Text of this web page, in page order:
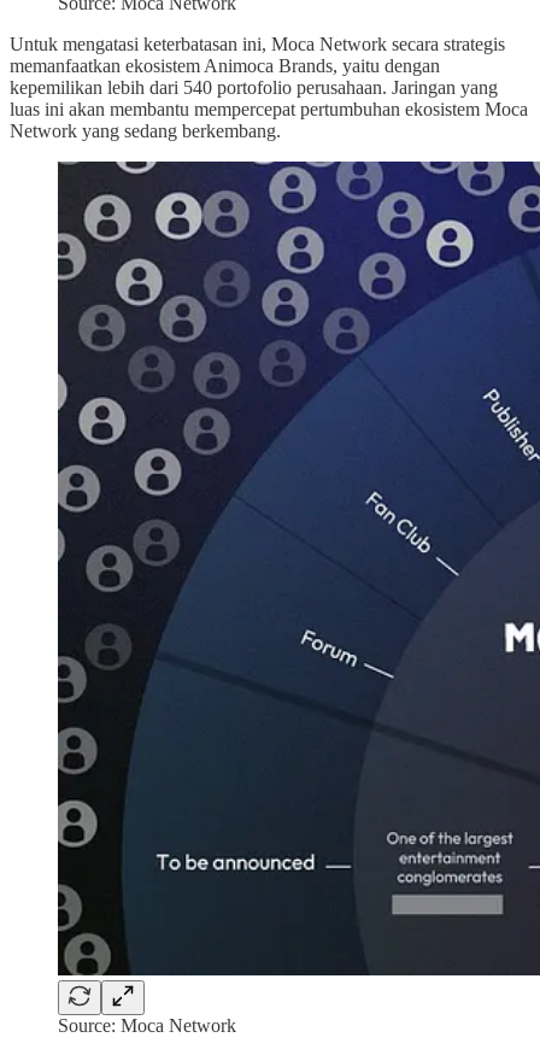
Untuk mengatasi keterbatasan ini, Moca Network secara strategis
memanfaatkan ekosistem Animoca Brands, yaitu dengan
kepemilikan lebih dari 540 portofolio perusahaan. Jaringan yang
luas ini akan membantu mempercepat pertumbuhan ekosistem Moca
Network yang sedang berkembang.
Source: Moca Network